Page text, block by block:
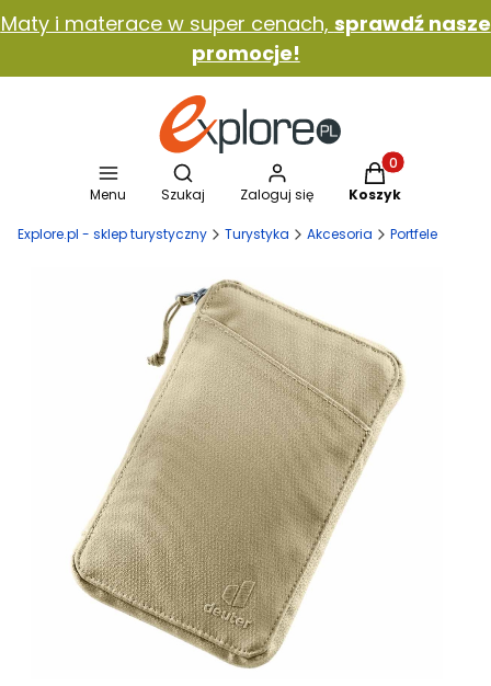
Maty i materace w super cenach, sprawdź nasze
promocje!
Menu
Otwórz wyszukiwarkę
Szukaj Zaloguj się
Produkty w
Koszyk
Explore.pl - sklep turystyczny Turystyka Akcesoria Portfele